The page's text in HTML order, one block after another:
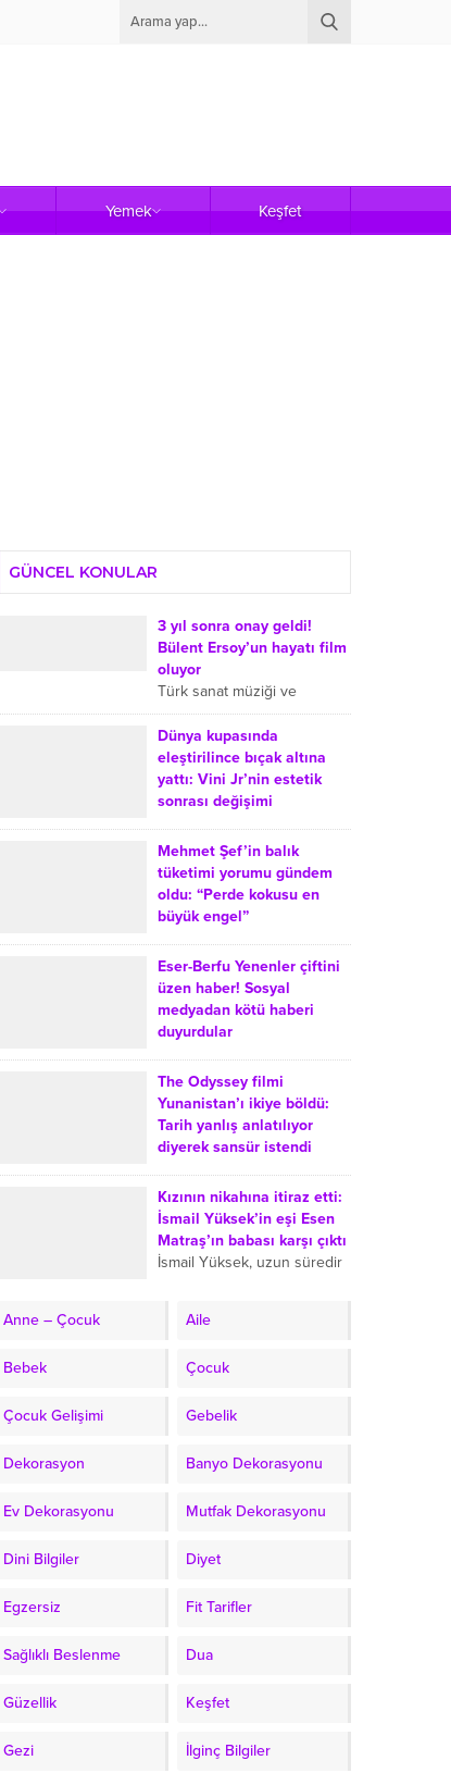
Yemek Keşfet
GÜNCEL KONULAR
3 yıl sonra onay geldi!
Bülent Ersoy’un hayatı film
oluyor
Türk sanat müziği ve
arabeskin sevilen
isimlerinden Bülent Ersoy’un
hayatı sinemaya uyarlanıyor.
Ersoy’un film projesiyle ilgili
süreçte, onayın yaklaşık üç...
Dünya kupasında
eleştirilince bıçak altına
yattı: Vini Jr’nin estetik
sonrası değişimi
Real Madrid’de forma giyen
Brezilyalı futbolcu Vinicius
Junior’ın çene operasyonu
geçirdiği yönündeki haberler
Mehmet Şef’in balık
tüketimi yorumu gündem
oldu: “Perde kokusu en
büyük engel”
sevilen jüri üyesi Mehmet
Yalçınkaya, Türkiye’de
evlerde balık tüketiminin
azalmasına yol açtığını
Eser-Berfu Yenenler çiftini
üzen haber! Sosyal
medyadan kötü haberi
duyurdular
uzak yaşayan Eser Yenenler
ve Berfu Yenenler çifti,
takipçilerini üzen bir
gelişmeyi duyurdu. Berfu
The Odyssey filmi
Yunanistan’ı ikiye böldü:
Tarih yanlış anlatılıyor
diyerek sansür istendi
censored wrong history
request Lina Mendoni Lifo
Renos Charalambides
Oppenheimer 975 million
Kızının nikahına itiraz etti:
İsmail Yüksek’in eşi Esen
Matraş’ın babası karşı çıktı
İsmail Yüksek, uzun süredir
oturdu. Nikahın ardından
olan...
Anne – Çocuk Aile
Bebek Çocuk
Çocuk Gelişimi Gebelik
Dekorasyon Banyo Dekorasyonu
Ev Dekorasyonu Mutfak Dekorasyonu
Dini Bilgiler Diyet
Egzersiz Fit Tarifler
Sağlıklı Beslenme Dua
Güzellik Keşfet
Gezi İlginç Bilgiler